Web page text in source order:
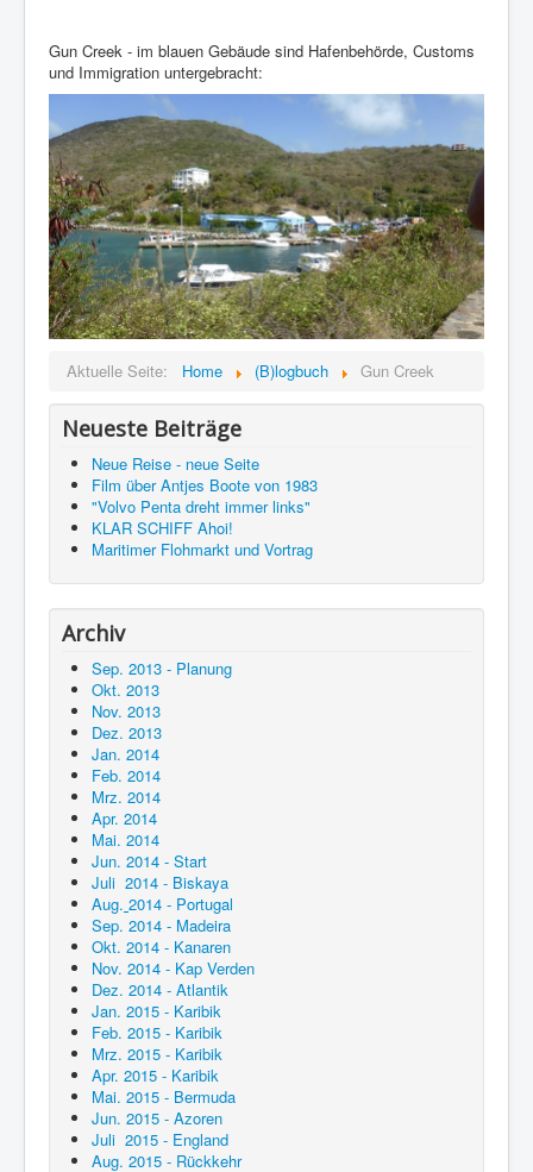
Gun Creek - im blauen Gebäude sind Hafenbehörde, Customs
und Immigration untergebracht:
Aktuelle Seite: Home (B)logbuch Gun Creek
Neueste Beiträge
Neue Reise - neue Seite
Film über Antjes Boote von 1983
"Volvo Penta dreht immer links"
KLAR SCHIFF Ahoi!
Maritimer Flohmarkt und Vortrag
Archiv
Sep. 2013 - Planung
Okt. 2013
Nov. 2013
Dez. 2013
Jan. 2014
Feb. 2014
Mrz. 2014
Apr. 2014
Mai. 2014
Jun. 2014 - Start
Juli 2014 - Biskaya
Aug. 2014 - Portugal
Sep. 2014 - Madeira
Okt. 2014 - Kanaren
Nov. 2014 - Kap Verden
Dez. 2014 - Atlantik
Jan. 2015 - Karibik
Feb. 2015 - Karibik
Mrz. 2015 - Karibik
Apr. 2015 - Karibik
Mai. 2015 - Bermuda
Jun. 2015 - Azoren
Juli 2015 - England
Aug. 2015 - Rückkehr